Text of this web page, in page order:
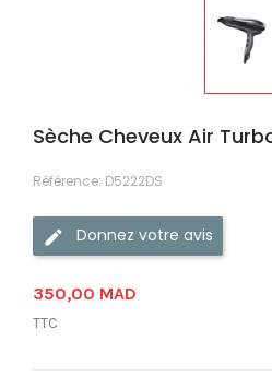
Sèche Cheveux Air
Référence: D5222DS
Donnez votre avis
350,00 MAD
TTC